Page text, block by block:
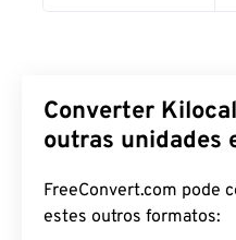
Converter
outras unidades
FreeConvert.com pode
estes outros formatos: